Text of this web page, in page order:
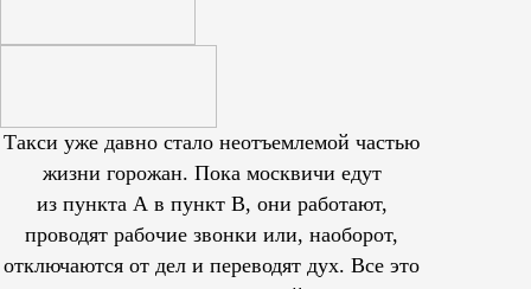
Такси уже давно стало неотъемлемой частью
жизни горожан. Пока москвичи едут
из пункта А в пункт В, они работают,
проводят рабочие звонки или, наоборот,
отключаются от дел и переводят дух. Все это